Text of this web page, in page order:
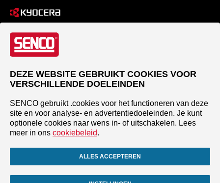
DEZE WEBSITE GEBRUIKT COOKIES VOOR
VERSCHILLENDE DOELEINDEN
SENCO gebruikt .cookies voor het functioneren van deze
site en voor analyse- en advertentiedoeleinden. Je kunt
optionele cookies naar wens in- of uitschakelen. Lees
meer in ons cookiebeleid.
ALLES ACCEPTEREN